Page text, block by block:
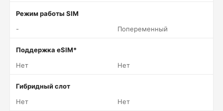
Режим работы SIM
-
Попеременный
Поддержка eSIM*
Нет
Нет
Гибридный слот
Нет
Нет